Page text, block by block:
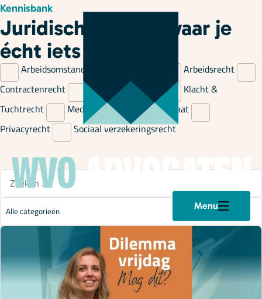
Menu
Onze specialisaties
Plan een afspraak
Kennisbank
Juridische kennis waar je
écht iets aan hebt
Arbeidsomstandigheden & Verzuim
Arbeidsrecht
Contractenrecht
Gezondheidsrecht
Klacht &
Tuchtrecht
Mediation
Model op Maat
Privacyrecht
Sociaal verzekeringsrecht